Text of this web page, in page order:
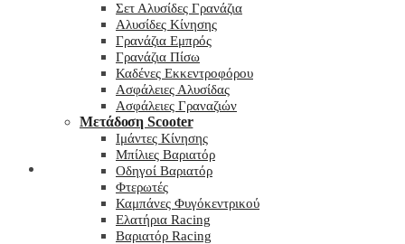
My wishlist
Σετ Αλυσίδες Γρανάζια
Αλυσίδες Κίνησης
Γρανάζια Εμπρός
Γρανάζια Πίσω
Καδένες Εκκεντροφόρου
Ασφάλειες Αλυσίδας
Ασφάλειες Γραναζιών
Μετάδοση Scooter
Ιμάντες Κίνησης
Μπίλιες Βαριατόρ
Οδηγοί Βαριατόρ
Φτερωτές
Καμπάνες Φυγόκεντρικού
Ελατήρια Racing
Βαριατόρ Racing